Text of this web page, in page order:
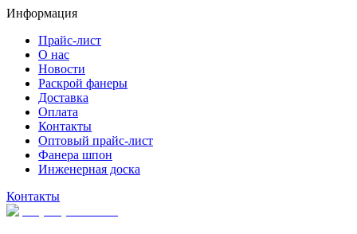
Информация
Прайс-лист
О нас
Новости
Раскрой фанеры
Доставка
Оплата
Контакты
Оптовый прайс-лист
Фанера шпон
Инженерная доска
Контакты